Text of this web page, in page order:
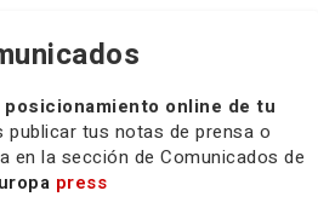
posicionamiento online de tu
publicar tus notas de prensa o
en la sección de Comunicados de
press